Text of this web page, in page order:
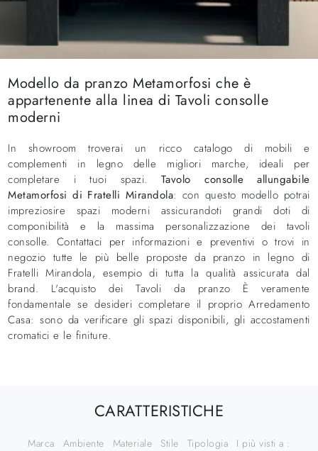
Modello da pranzo Metamorfosi che è
appartenente alla linea di Tavoli consolle
moderni
In showroom troverai un ricco catalogo di mobili e
complementi in legno delle migliori marche, ideali per
completare i tuoi spazi. Tavolo consolle allungabile
Metamorfosi di Fratelli Mirandola: con questo modello potrai
impreziosire spazi moderni assicurandoti grandi doti di
componibilità e la massima personalizzazione dei tavoli
consolle. Contattaci per informazioni e preventivi o trovi in
negozio tutte le più belle proposte da pranzo in legno di
Fratelli Mirandola, esempio di tutta la qualità assicurata dal
brand. L'acquisto dei Tavoli da pranzo È veramente
fondamentale se desideri completare il proprio Arredamento
Casa: sono da verificare gli spazi disponibili, gli accostamenti
cromatici e le finiture.
CARATTERISTICHE
Marca Ambiente Materiale Stile Tipologia I più visti a :